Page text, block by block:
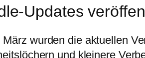
Updates
März wurden die aktuellen
und kleinere